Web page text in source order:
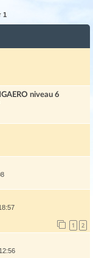
1
niveau 6
1 2